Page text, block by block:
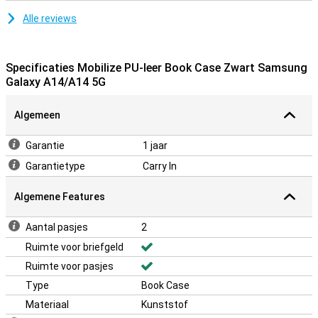
Alle reviews
Specificaties Mobilize PU-leer Book Case Zwart Samsung
Galaxy A14/A14 5G
Algemeen
Garantie
1 jaar
Garantietype
Carry In
Algemene Features
Aantal pasjes
2
Ruimte voor briefgeld
Ruimte voor pasjes
Type
Book Case
Materiaal
Kunststof